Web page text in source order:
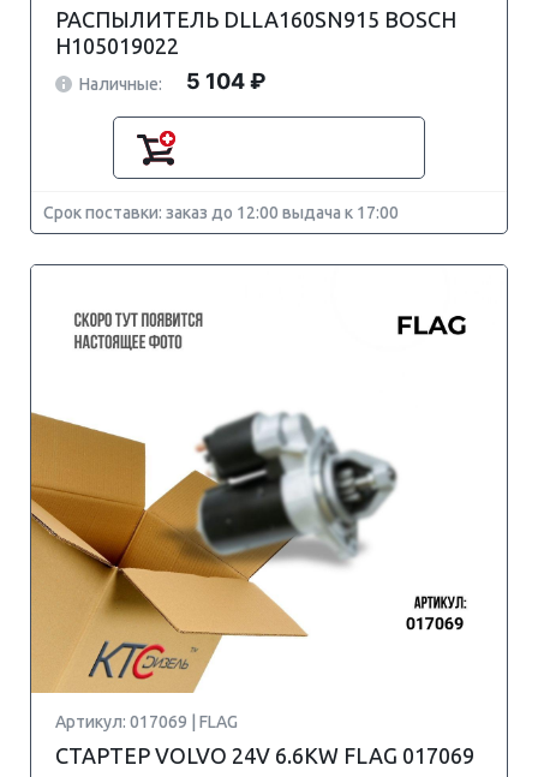
РАСПЫЛИТЕЛЬ DLLA160SN915 BOSCH
H105019022
Наличные: 5 104 ₽
Срок поставки: заказ до 12:00 выдача к 17:00
Артикул: 017069 | FLAG
СТАРТЕР VOLVO 24V 6.6KW FLAG 017069